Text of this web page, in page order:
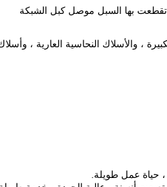
تقطعت بها السبل موصل كبل الشبكة
، والأسلاك النحاسية العارية ، وأسلاك